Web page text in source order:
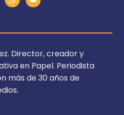
Director, creador y
en Papel. Periodista
más de 30 años de